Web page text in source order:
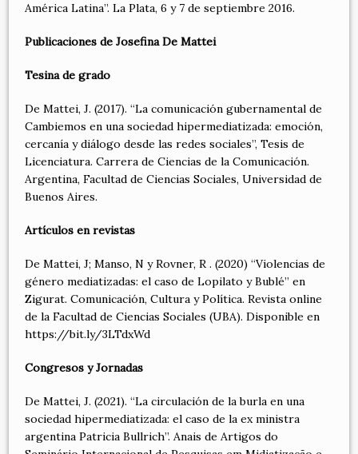
América Latina”. La Plata, 6 y 7 de septiembre 2016.
Publicaciones de Josefina De Mattei
Tesina de grado
De Mattei, J. (2017). “La comunicación gubernamental de
Cambiemos en una sociedad hipermediatizada: emoción,
cercanía y diálogo desde las redes sociales”, Tesis de
Licenciatura. Carrera de Ciencias de la Comunicación.
Argentina, Facultad de Ciencias Sociales, Universidad de
Buenos Aires.
Artículos en revistas
De Mattei, J; Manso, N y Rovner, R . (2020) “Violencias de
género mediatizadas: el caso de Lopilato y Bublé” en
Zigurat. Comunicación, Cultura y Política. Revista online
de la Facultad de Ciencias Sociales (UBA). Disponible en
https://bit.ly/3LTdxWd
Congresos y Jornadas
De Mattei, J. (2021). “La circulación de la burla en una
sociedad hipermediatizada: el caso de la ex ministra
argentina Patricia Bullrich”. Anais de Artigos do